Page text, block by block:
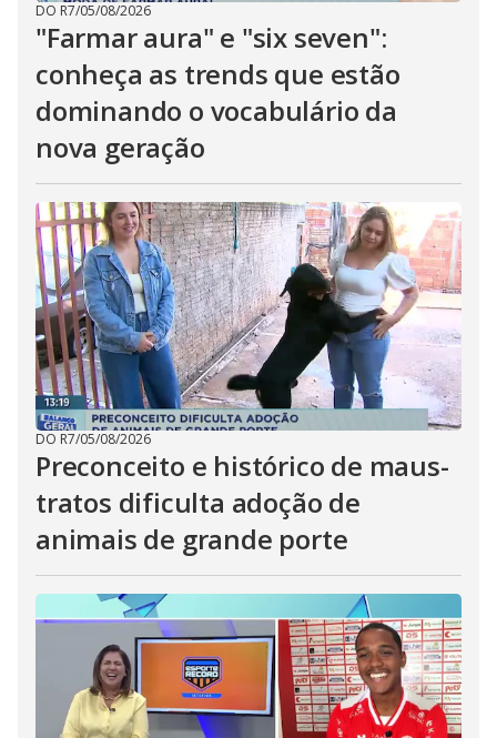
DO R7/05/08/2026
"Farmar aura" e "six seven":
conheça as trends que estão
dominando o vocabulário da
nova geração
DO R7/05/08/2026
Preconceito e histórico de maus-
tratos dificulta adoção de
animais de grande porte